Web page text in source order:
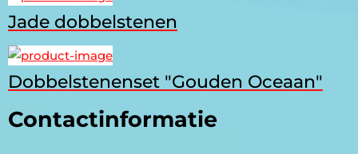
Jade dobbelstenen
Dobbelstenenset "Gouden Oceaan"
Contactinformatie